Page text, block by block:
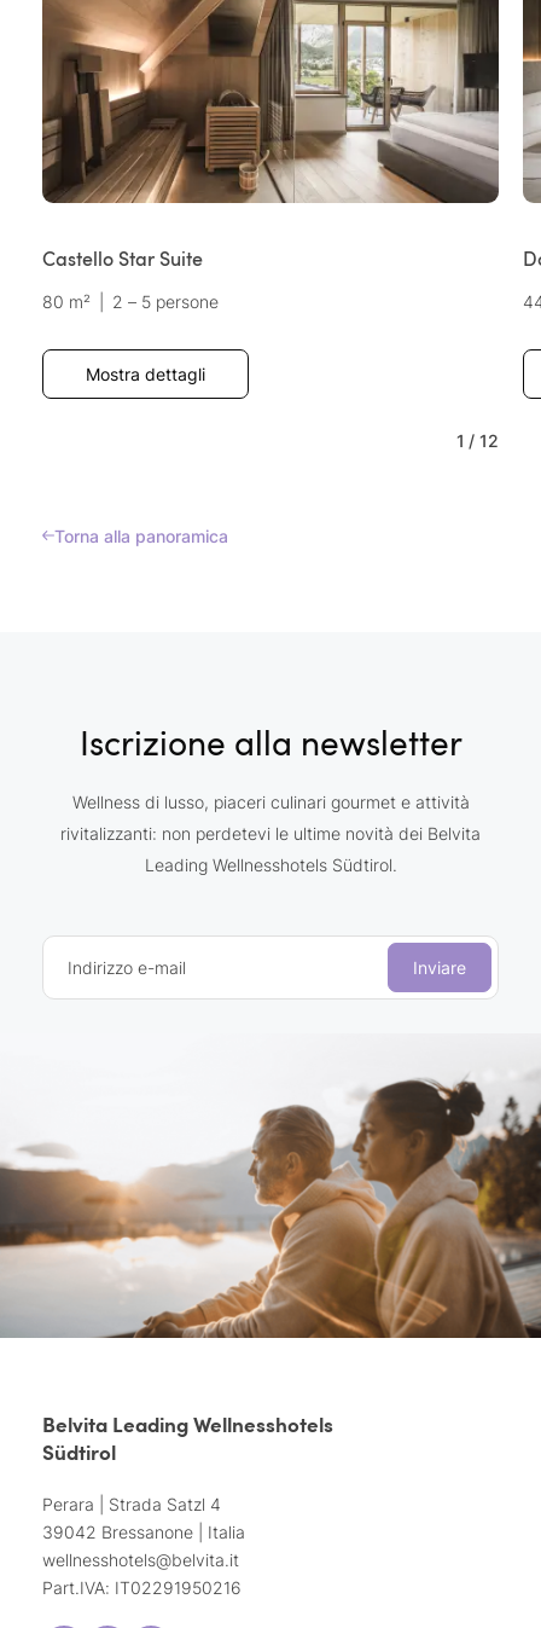
Castello Star Suite
80 m² 2 – 5 persone
Mostra dettagli
1 / 12
Torna alla panoramica
Iscrizione alla newsletter
Wellness di lusso, piaceri culinari gourmet e attività
rivitalizzanti: non perdetevi le ultime novità dei Belvita
Leading Wellnesshotels Südtirol.
Indirizzo e-mail Inviare
Belvita Leading Wellnesshotels
Südtirol
Perara | Strada Satzl 4
39042 Bressanone | Italia
wellnesshotels@belvita.it
Part.IVA: IT02291950216